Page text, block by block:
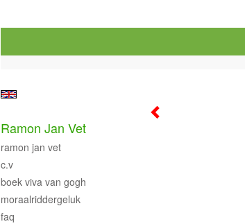
Ramon Jan Vet
ramon jan vet
c.v
boek viva van gogh
moraalriddergeluk
faq